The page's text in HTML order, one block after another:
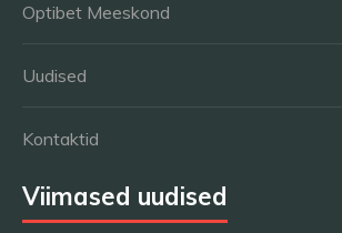
Optibet Meeskond
Uudised
Kontaktid
Viimased uudised